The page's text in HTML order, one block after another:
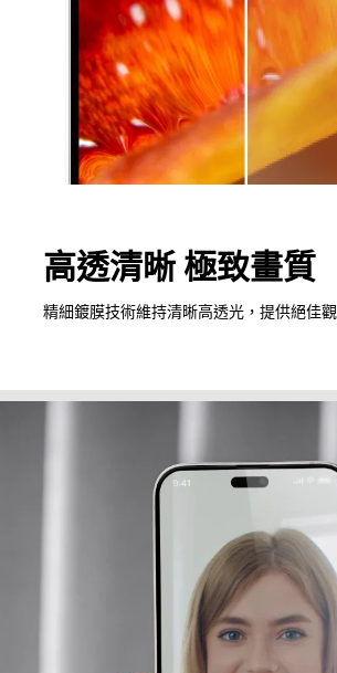
高透清晰 極致畫質
精細鍍膜技術維持清晰高透光，提供絕佳